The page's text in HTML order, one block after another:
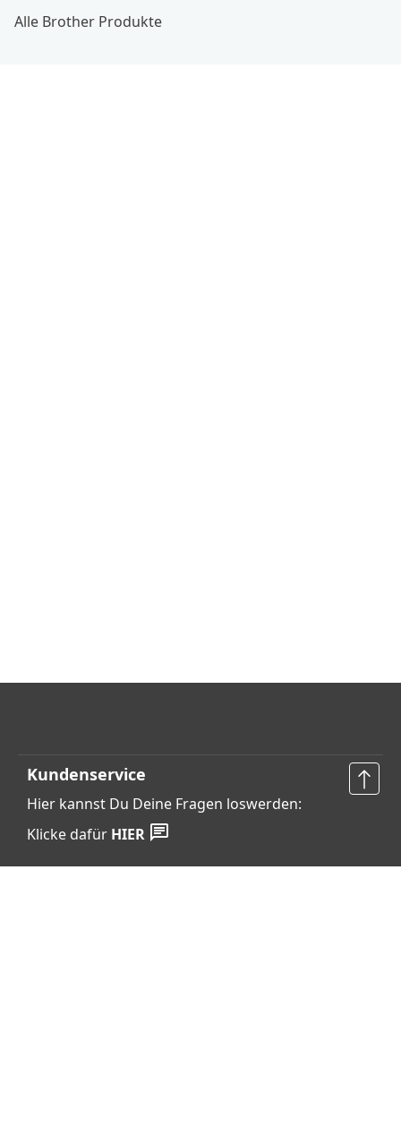
Alle Brother Produkte
Kundenservice
Hier kannst Du Deine Fragen loswerden:
Klicke dafür HIER